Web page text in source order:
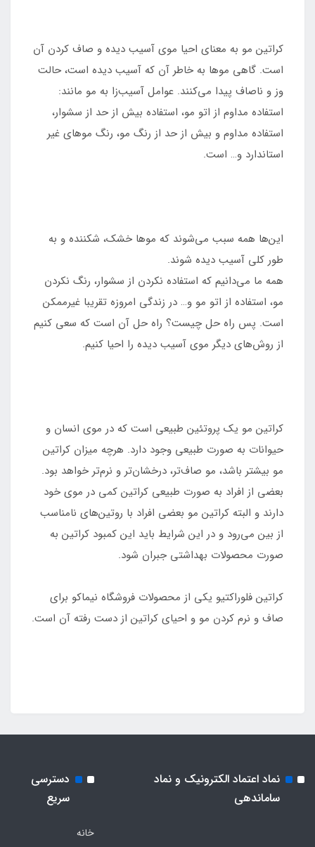
کراتین مو به معنای احیا موی آسیب دیده و صاف کردن آن
است. گاهی موها به خاطر آن که آسیب دیده است، حالت
وز و ناصاف پیدا می‌کنند. عوامل آسیب‌زا به مو مانند:
استفاده مداوم از اتو مو، استفاده بیش از حد از سشوار،
استفاده مداوم و بیش از حد از رنگ مو، رنگ موهای غیر
استاندارد و… است.
این‌ها همه سبب می‌شوند که موها خشک، شکننده و به
طور کلی آسیب دیده شوند.
همه ما می‌دانیم که استفاده نکردن از سشوار، رنگ نکردن
مو، استفاده از اتو مو و… در زندگی امروزه تقریبا غیرممکن
است. پس راه حل چیست؟ راه حل آن است که سعی کنیم
از روش‌های دیگر موی آسیب دیده را احیا کنیم.
کراتین مو یک پروتئین طبیعی است که در موی انسان و
حیوانات به صورت طبیعی وجود دارد. هرچه میزان کراتین
مو بیشتر باشد، مو صاف‌تر، درخشان‌تر و نرم‌تر خواهد بود.
بعضی از افراد به صورت طبیعی کراتین کمی در موی خود
دارند و البته کراتین مو بعضی افراد با روتین‌های نامناسب
از بین می‌رود و در این شرایط باید این کمبود کراتین به
صورت محصولات بهداشتی جبران شود.
کراتین فلوراکتیو یکی از محصولات فروشگاه نیماکو برای
صاف و نرم کردن مو و احیای کراتین از دست رفته آن است.
نماد اعتماد الکترونیک و نماد
ساماندهی
دسترسی
سریع
خانه